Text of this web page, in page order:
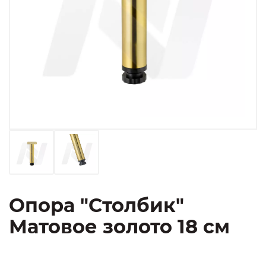
Опора "Столбик"
Матовое золото 18 см